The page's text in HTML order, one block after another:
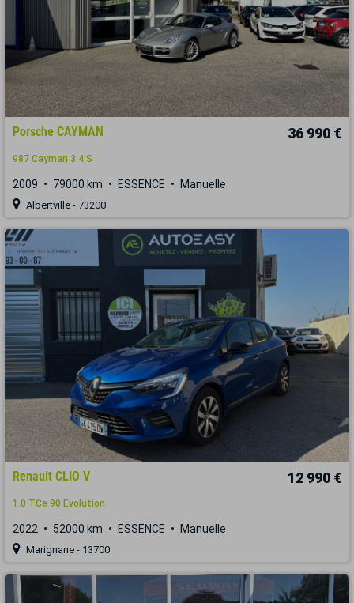
Porsche CAYMAN 36 990 €
987 Cayman 3.4 S
2009 79000 km ESSENCE Manuelle
Albertville - 73200
Renault CLIO V 12 990 €
1.0 TCe 90 Evolution
2022 52000 km ESSENCE Manuelle
Marignane - 13700